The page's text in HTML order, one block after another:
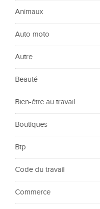
Animaux
Auto moto
Autre
Beauté
Bien-être au travail
Boutiques
Btp
Code du travail
Commerce